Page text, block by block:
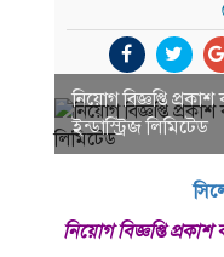
নিয়োগ বিজ্ঞপ্তি
ইন্ডাস্ট্রিজ লিমিটেড
নিয়োগ বিজ্ঞপ্তি